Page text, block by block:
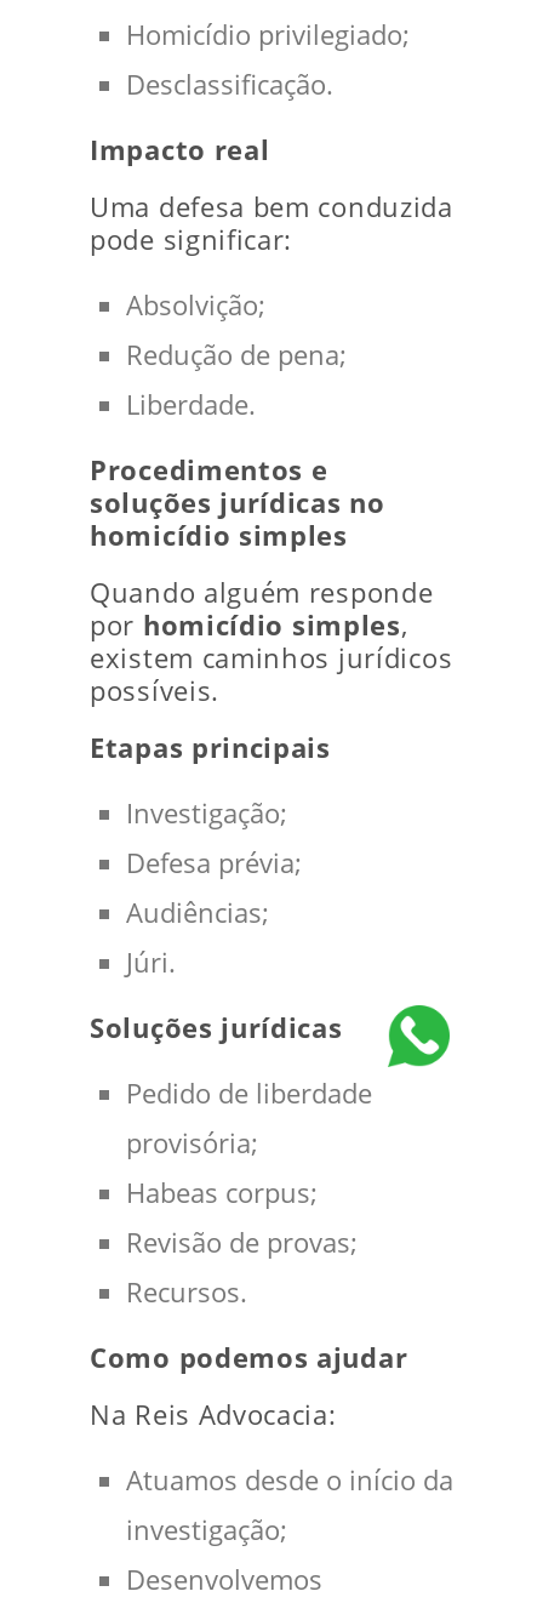
Homicídio privilegiado;
Desclassificação.
Impacto real
Uma defesa bem conduzida
pode significar:
Absolvição;
Redução de pena;
Liberdade.
Procedimentos e
soluções jurídicas no
homicídio simples
Quando alguém responde
por homicídio simples,
existem caminhos jurídicos
possíveis.
Etapas principais
Investigação;
Defesa prévia;
Audiências;
Júri.
Soluções jurídicas
Pedido de liberdade
provisória;
Habeas corpus;
Revisão de provas;
Recursos.
Como podemos ajudar
Na Reis Advocacia:
Atuamos desde o início da
investigação;
Desenvolvemos